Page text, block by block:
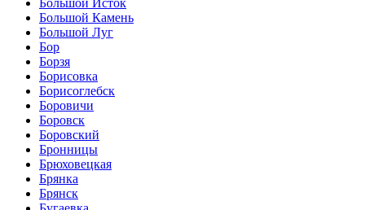
Большой Исток
Большой Камень
Большой Луг
Бор
Борзя
Борисовка
Борисоглебск
Боровичи
Боровск
Боровский
Бронницы
Брюховецкая
Брянка
Брянск